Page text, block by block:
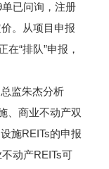
已问询，注册
。从项目申报
“排队”申报，
监朱杰分析
、商业不动产双
施REITs的申报
动产REITs可